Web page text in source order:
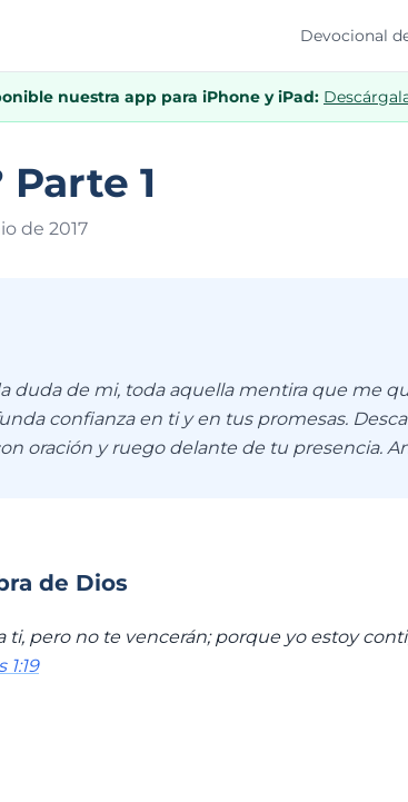
Devocional
nuestra app para iPhone y iPad:
Parte 1
de 2017
duda de mi, toda aquella mentira que me
confianza en ti y en tus promesas.
oración y ruego delante de tu presencia.
de Dios
ti, pero no te vencerán; porque yo estoy
1:19